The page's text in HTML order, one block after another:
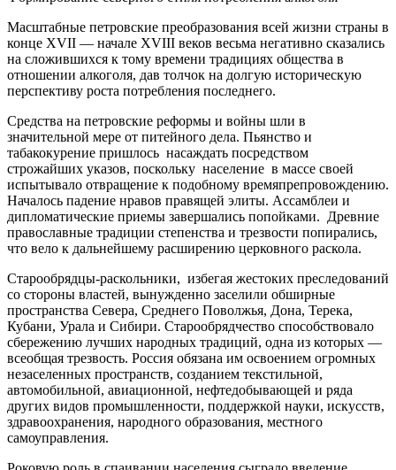
Масштабные петровские преобразования всей жизни страны в
конце XVII — начале XVIII веков весьма негативно сказались
на сложившихся к тому времени традициях общества в
отношении алкоголя, дав толчок на долгую историческую
перспективу роста потребления последнего.
Средства на петровские реформы и войны шли в
значительной мере от питейного дела. Пьянство и
табакокурение пришлось насаждать посредством
cтрожайших указов, поскольку население в массе своей
испытывало отвращение к подобному времяпрепровождению.
Началось падение нравов правящей элиты. Ассамблеи и
дипломатические приемы завершались попойками. Древние
православные традиции степенства и трезвости попирались,
что вело к дальнейшему расширению церковного раскола.
Старообрядцы-раскольники, избегая жестоких преследований
со стороны властей, вынужденно заселили обширные
пространства Севера, Среднего Поволжья, Дона, Терека,
Кубани, Урала и Сибири. Старообрядчество способствовало
сбережению лучших народных традиций, одна из которых —
всеобщая трезвость. Россия обязана им освоением огромных
незаселенных пространств, созданием текстильной,
автомобильной, авиационной, нефтедобывающей и ряда
других видов промышленности, поддержкой науки, искусств,
здравоохранения, народного образования, местного
самоуправления.